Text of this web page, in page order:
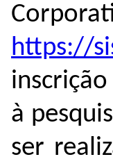
https://
à
ser